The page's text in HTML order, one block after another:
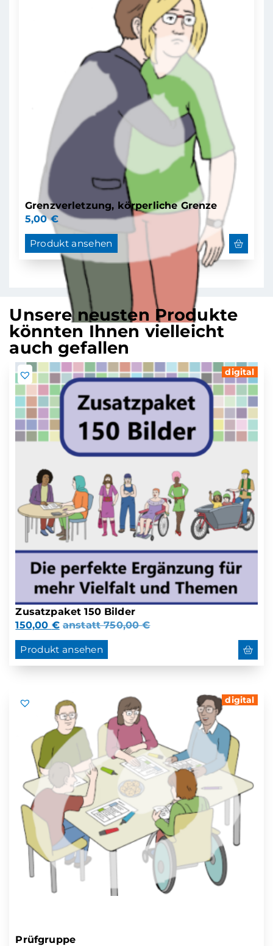
Grenzverletzung, körperliche Grenze
5,00€
Produkt ansehen
Unsere neusten Produkte
könnten Ihnen vielleicht
auch gefallen
digital
Zusatzpaket 150 Bilder
150,00 € anstatt750,00€
Produkt ansehen
digital
Prüfgruppe